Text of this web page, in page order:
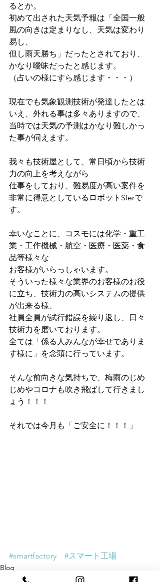
るとか。
初めて出された天気予報は「全国一般
風の向きは定まりなし、天気は変わり
易し、
但し雨天勝ち」だったとされており、
かなり曖昧だったと感じます。
（占いの様にすら感じます・・・）
現在でも気象観測技術が発達したとは
いえ、外れる事は多々ありますので、
当時では天気の予測はかなり難しかっ
た事が伺えます。
我々も技術屋として、常日頃から技術
力の向上を考えながら
仕事をしており、難易度が高い案件を
非常に得意としているロボットSIerで
す。
幸いなことに、コスモには化学・重工
業・工作機械・航空・医療・医薬・食
品等様々な
お客様がいらっしゃいます。
そういった様々な業界のお客様のお役
に立ち、技術力の高いシステムの提供
が出来る様、
社員全員が試行錯誤を繰り返し、日々
技術力を磨いております。
全ては「係る人みんなが幸せでありま
す様に」を念頭に行っています。
そんな前向きな気持ちで、梅雨のじめ
じめやコロナも吹き飛ばして行きまし
ょう！！！
それでは今月も「ご安全に！！！」
#smartfactory #スマート工場
Blog